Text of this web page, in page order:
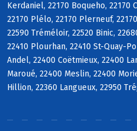
Kerdaniel, 22170 Boqueho, 22170
22170 Plélo, 22170 Plerneuf,
22590 Tréméloir, 22520 Binic,
22410 Plourhan, 22410 St-Quay-
Andel, 22400 Coëtmieux, 22400
Maroué, 22400 Meslin, 22400
Hillion, 22360 Langueux, 22950